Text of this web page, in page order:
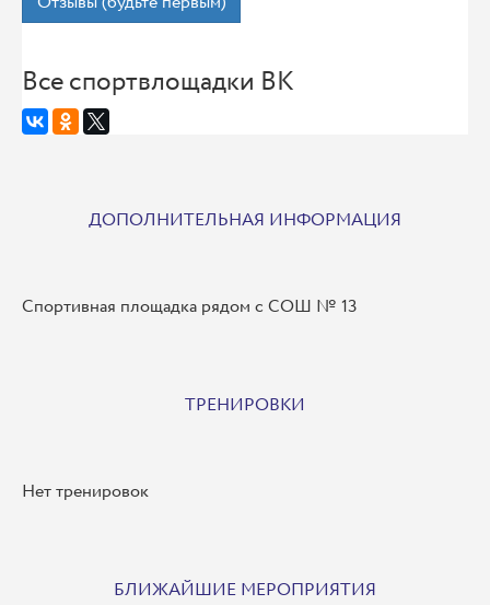
Все спортвлощадки ВК
ДОПОЛНИТЕЛЬНАЯ ИНФОРМАЦИЯ
Спортивная площадка рядом с СОШ № 13
ТРЕНИРОВКИ
Нет тренировок
БЛИЖАЙШИЕ МЕРОПРИЯТИЯ